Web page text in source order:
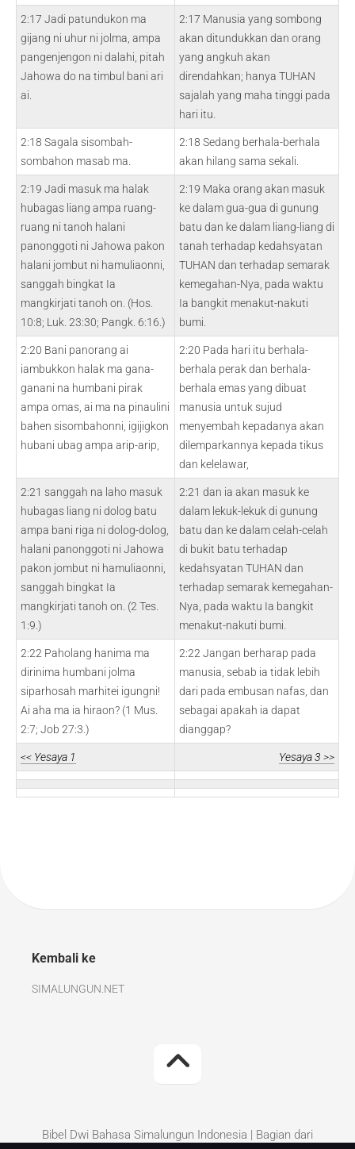
2:17 Jadi patundukon ma
gijang ni uhur ni jolma, ampa
pangenjengon ni dalahi, pitah
Jahowa do na timbul bani ari
ai.
2:17 Manusia yang sombong
akan ditundukkan dan orang
yang angkuh akan
direndahkan; hanya TUHAN
sajalah yang maha tinggi pada
hari itu.
2:18 Sagala sisombah-
sombahon masab ma.
2:18 Sedang berhala-berhala
akan hilang sama sekali.
2:19 Jadi masuk ma halak
hubagas liang ampa ruang-
ruang ni tanoh halani
panonggoti ni Jahowa pakon
halani jombut ni hamuliaonni,
sanggah bingkat Ia
mangkirjati tanoh on. (Hos.
10:8; Luk. 23:30; Pangk. 6:16.)
2:19 Maka orang akan masuk
ke dalam gua-gua di gunung
batu dan ke dalam liang-liang di
tanah terhadap kedahsyatan
TUHAN dan terhadap semarak
kemegahan-Nya, pada waktu
Ia bangkit menakut-nakuti
bumi.
2:20 Bani panorang ai
iambukkon halak ma gana-
ganani na humbani pirak
ampa omas, ai ma na pinaulini
bahen sisombahonni, igijigkon
hubani ubag ampa arip-arip,
2:20 Pada hari itu berhala-
berhala perak dan berhala-
berhala emas yang dibuat
manusia untuk sujud
menyembah kepadanya akan
dilemparkannya kepada tikus
dan kelelawar,
2:21 sanggah na laho masuk
hubagas liang ni dolog batu
ampa bani riga ni dolog-dolog,
halani panonggoti ni Jahowa
pakon jombut ni hamuliaonni,
sanggah bingkat Ia
mangkirjati tanoh on. (2 Tes.
1:9.)
2:21 dan ia akan masuk ke
dalam lekuk-lekuk di gunung
batu dan ke dalam celah-celah
di bukit batu terhadap
kedahsyatan TUHAN dan
terhadap semarak kemegahan-
Nya, pada waktu Ia bangkit
menakut-nakuti bumi.
2:22 Paholang hanima ma
dirinima humbani jolma
siparhosah marhitei igungni!
Ai aha ma ia hiraon? (1 Mus.
2:7; Job 27:3.)
2:22 Jangan berharap pada
manusia, sebab ia tidak lebih
dari pada embusan nafas, dan
sebagai apakah ia dapat
dianggap?
<< Yesaya 1 Yesaya 3 >>
Kembali ke
SIMALUNGUN.NET
Bibel Dwi Bahasa Simalungun Indonesia | Bagian dari